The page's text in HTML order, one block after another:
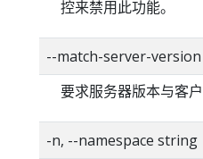
控来禁用此功能。
--match-server-version
要求服务器版本与客户
-n, --namespace string